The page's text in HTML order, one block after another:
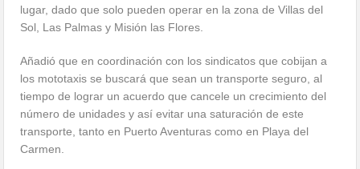
lugar, dado que solo pueden operar en la zona de Villas del
Sol, Las Palmas y Misión las Flores.
Añadió que en coordinación con los sindicatos que cobijan a
los mototaxis se buscará que sean un transporte seguro, al
tiempo de lograr un acuerdo que cancele un crecimiento del
número de unidades y así evitar una saturación de este
transporte, tanto en Puerto Aventuras como en Playa del
Carmen.